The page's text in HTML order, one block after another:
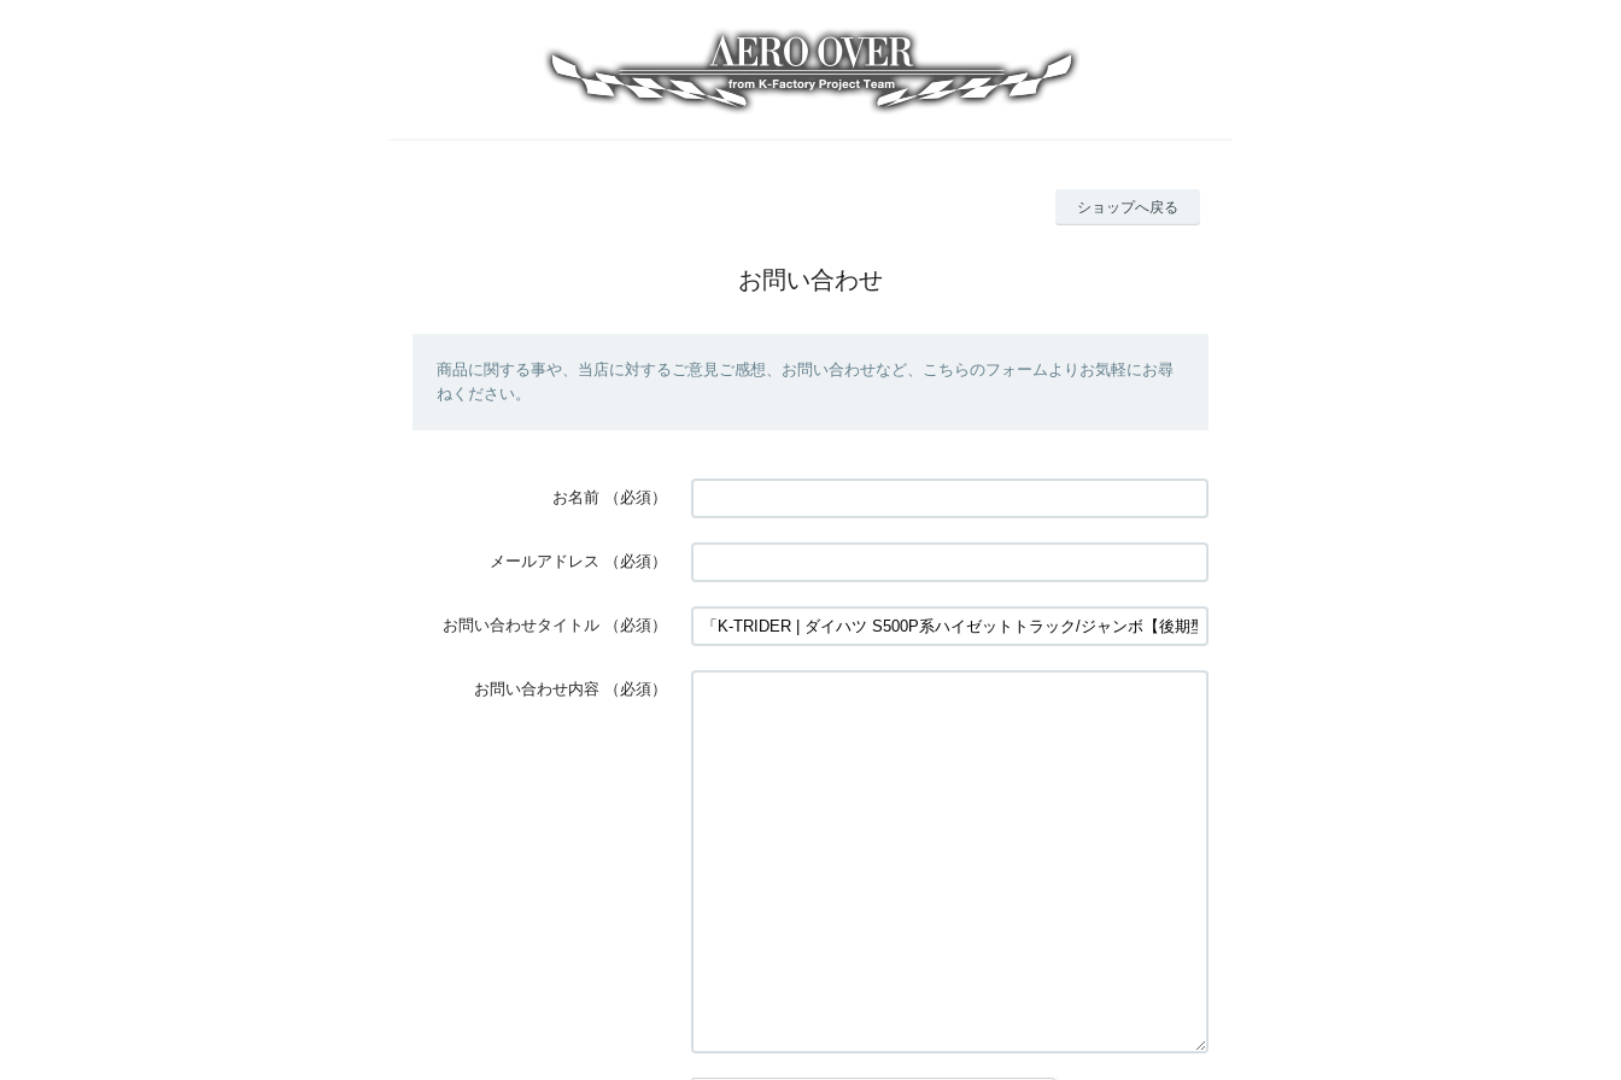
ショップへ戻る
お問い合わせ
商品に関する事や、当店に対するご意見ご感想、お問い合わせなど、こちらのフォームよりお気軽にお尋
ねください。
お名前 （必須）
メールアドレス （必須）
お問い合わせタイトル （必須）
お問い合わせ内容 （必須）